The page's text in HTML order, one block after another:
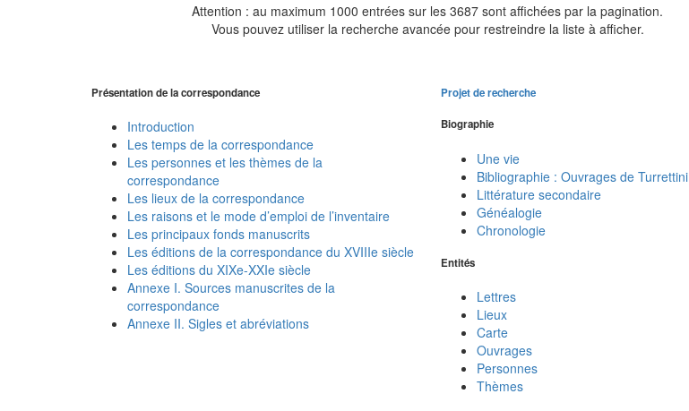
Attention : au maximum 1000 entrées sur les 3687 sont affichées par la pagination.
Vous pouvez utiliser la recherche avancée pour restreindre la liste à afficher.
Présentation de la correspondance
Introduction
Les temps de la correspondance
Les personnes et les thèmes de la
correspondance
Les lieux de la correspondance
Les raisons et le mode d’emploi de l’inventaire
Les principaux fonds manuscrits
Les éditions de la correspondance du XVIIIe siècle
Les éditions du XIXe-XXIe siècle
Annexe I. Sources manuscrites de la
correspondance
Annexe II. Sigles et abréviations
Projet de recherche
Biographie
Une vie
Bibliographie : Ouvrages de Turrettini
Littérature secondaire
Généalogie
Chronologie
Entités
Lettres
Lieux
Carte
Ouvrages
Personnes
Thèmes